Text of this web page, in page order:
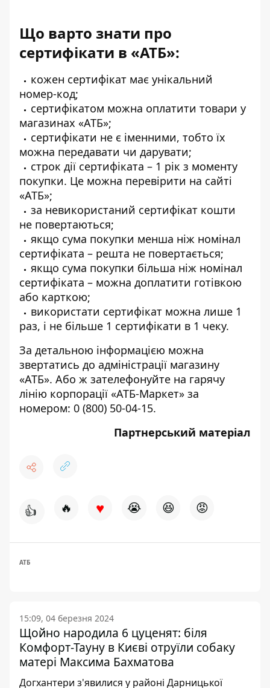
Що варто знати про
сертифікати в «АТБ»:
кожен сертифікат має унікальний
номер-код;
сертифікатом можна оплатити товари у
магазинах «АТБ»;
сертифікати не є іменними, тобто їх
можна передавати чи дарувати;
строк дії сертифіката – 1 рік з моменту
покупки. Це можна перевірити на сайті
«АТБ»;
за невикористаний сертифікат кошти
не повертаються;
якщо сума покупки менша ніж номінал
сертифіката – решта не повертається;
якщо сума покупки більша ніж номінал
сертифіката – можна доплатити готівкою
або карткою;
використати сертифікат можна лише 1
раз, і не більше 1 сертифікати в 1 чеку.
За детальною інформацією можна
звертатись до адміністрації магазину
«АТБ». Або ж зателефонуйте на гарячу
лінію корпорації «АТБ-Маркет» за
номером: 0 (800) 50-04-15.
Партнерський матеріал
👍 🔥 ♥ 😭 😆 😡
АТБ
15:09, 04 березня 2024
Щойно народила 6 цуценят: біля
Комфорт-Тауну в Києві отруїли собаку
матері Максима Бахматова
Догхантери з'явилися у районі Дарницької